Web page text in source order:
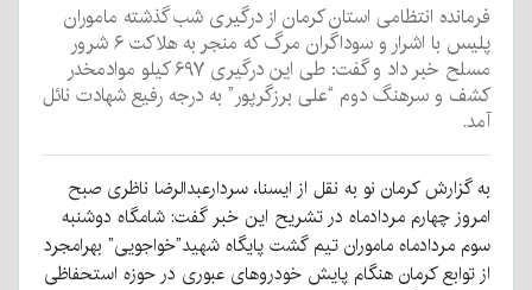
فرمانده انتظامی استان کرمان از درگیری شب گذشته ماموران
پلیس با اشرار و سوداگران مرگ که منجر به هلاکت ۶ شرور
مسلح خبر داد و گفت: طی این درگیری ۶۹۷ کیلو موادمخدر
کشف و سرهنگ دوم “علی برزگرپور” به درجه رفیع شهادت نائل
آمد.
به گزارش کرمان نو به نقل از ایسنا، سردارعبدالرضا ناظری صبح
امروز چهارم مردادماه در تشریح این خبر گفت: شامگاه دوشنبه
سوم مردادماه ماموران تیم گشت پایگاه شهید”خواجویی” بهرامجرد
از توابع کرمان هنگام پایش خودروهای عبوری در حوزه استحفاظی